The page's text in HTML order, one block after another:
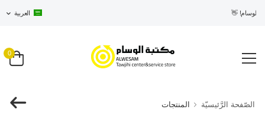
الوسام! 👋 العربية
0
الصّفحة الرَّئيسيّة المنتجات